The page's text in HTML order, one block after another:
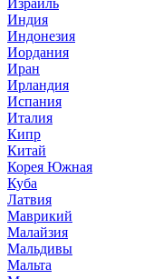
Израиль
Индия
Индонезия
Иордания
Иран
Ирландия
Испания
Италия
Кипр
Китай
Корея Южная
Куба
Латвия
Маврикий
Малайзия
Мальдивы
Мальта